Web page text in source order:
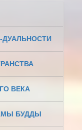
ДУАЛЬНОСТИ
ВЕКА
БУДДЫ